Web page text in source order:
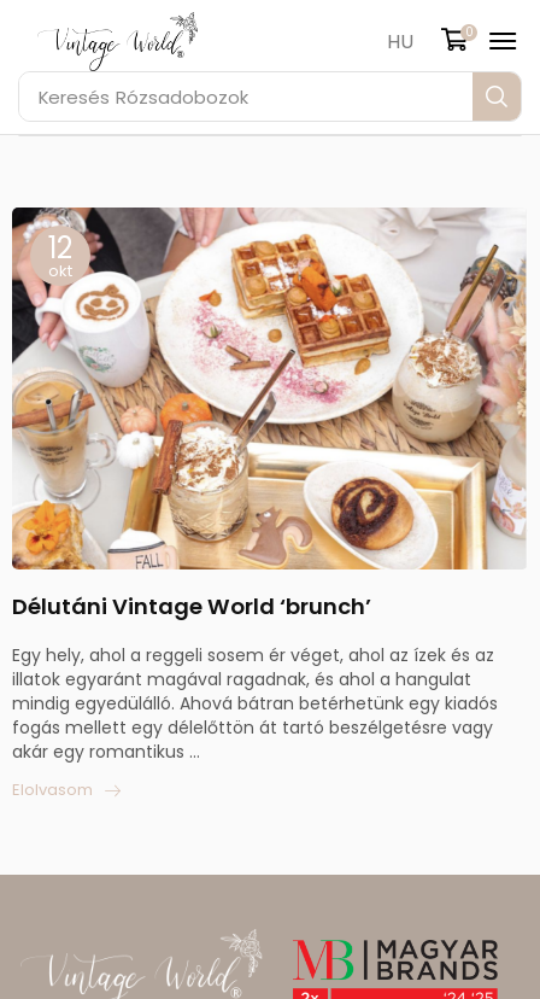
Keresés Rózsadobozok
HU 0
12
okt
Délutáni Vintage World ‘brunch’
Egy hely, ahol a reggeli sosem ér véget, ahol az ízek és az
illatok egyaránt magával ragadnak, és ahol a hangulat
mindig egyedülálló. Ahová bátran betérhetünk egy kiadós
fogás mellett egy délelőttön át tartó beszélgetésre vagy
akár egy romantikus ...
Elolvasom